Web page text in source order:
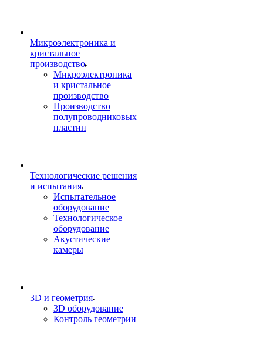
Микроэлектроника и
кристальное
производство
Микроэлектроника
и кристальное
производство
Производство
полупроводниковых
пластин
Технологические решения
и испытания
Испытательное
оборудование
Технологическое
оборудование
Акустические
камеры
3D и геометрия
3D оборудование
Контроль геометрии